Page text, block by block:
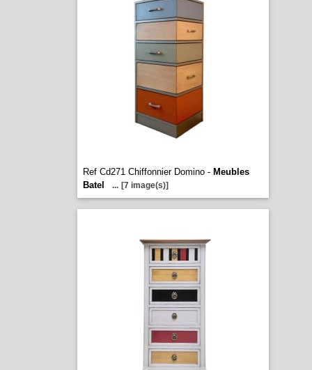
Ref Cd271 Chiffonnier Domino - Meubles
Batel
... [7 image(s)]